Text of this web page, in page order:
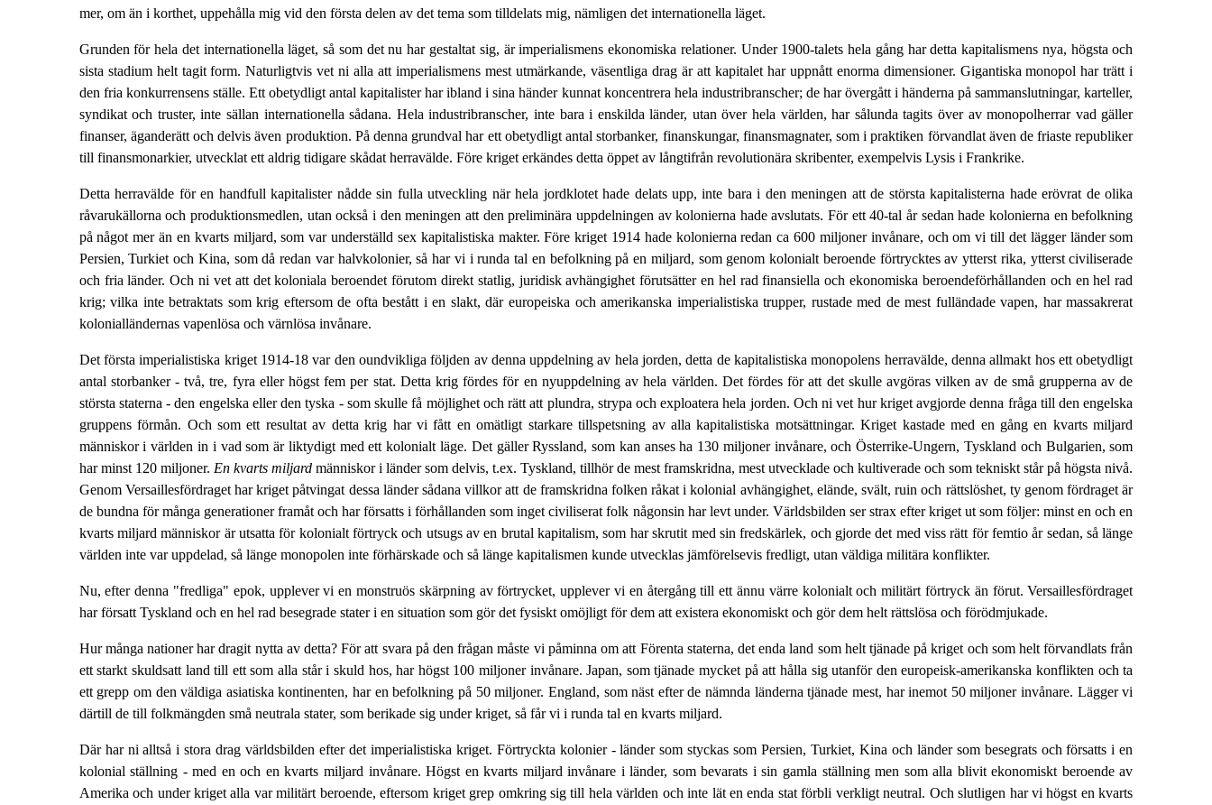
mer, om än i korthet, uppehålla mig vid den första delen av det tema som tilldelats mig, nämligen det internationella läget.
Grunden för hela det internationella läget, så som det nu har gestaltat sig, är imperialismens ekonomiska relationer. Under 1900-talets hela gång har detta kapitalismens nya, högsta och
sista stadium helt tagit form. Naturligtvis vet ni alla att imperialismens mest utmärkande, väsentliga drag är att kapitalet har uppnått enorma dimensioner. Gigantiska monopol har trätt i
den fria konkurrensens ställe. Ett obetydligt antal kapitalister har ibland i sina händer kunnat koncentrera hela industribranscher; de har övergått i händerna på sammanslutningar, karteller,
syndikat och truster, inte sällan internationella sådana. Hela industribranscher, inte bara i enskilda länder, utan över hela världen, har sålunda tagits över av monopolherrar vad gäller
finanser, äganderätt och delvis även produktion. På denna grundval har ett obetydligt antal storbanker, finanskungar, finansmagnater, som i praktiken förvandlat även de friaste republiker
till finansmonarkier, utvecklat ett aldrig tidigare skådat herravälde. Före kriget erkändes detta öppet av långtifrån revolutionära skribenter, exempelvis Lysis i Frankrike.
Detta herravälde för en handfull kapitalister nådde sin fulla utveckling när hela jordklotet hade delats upp, inte bara i den meningen att de största kapitalisterna hade erövrat de olika
råvarukällorna och produktionsmedlen, utan också i den meningen att den preliminära uppdelningen av kolonierna hade avslutats. För ett 40-tal år sedan hade kolonierna en befolkning
på något mer än en kvarts miljard, som var underställd sex kapitalistiska makter. Före kriget 1914 hade kolonierna redan ca 600 miljoner invånare, och om vi till det lägger länder som
Persien, Turkiet och Kina, som då redan var halvkolonier, så har vi i runda tal en befolkning på en miljard, som genom kolonialt beroende förtrycktes av ytterst rika, ytterst civiliserade
och fria länder. Och ni vet att det koloniala beroendet förutom direkt statlig, juridisk avhängighet förutsätter en hel rad finansiella och ekonomiska beroendeförhållanden och en hel rad
krig; vilka inte betraktats som krig eftersom de ofta bestått i en slakt, där europeiska och amerikanska imperialistiska trupper, rustade med de mest fulländade vapen, har massakrerat
kolonialländernas vapenlösa och värnlösa invånare.
Det första imperialistiska kriget 1914-18 var den oundvikliga följden av denna uppdelning av hela jorden, detta de kapitalistiska monopolens herravälde, denna allmakt hos ett obetydligt
antal storbanker - två, tre, fyra eller högst fem per stat. Detta krig fördes för en nyuppdelning av hela världen. Det fördes för att det skulle avgöras vilken av de små grupperna av de
största staterna - den engelska eller den tyska - som skulle få möjlighet och rätt att plundra, strypa och exploatera hela jorden. Och ni vet hur kriget avgjorde denna fråga till den engelska
gruppens förmån. Och som ett resultat av detta krig har vi fått en omätligt starkare tillspetsning av alla kapitalistiska motsättningar. Kriget kastade med en gång en kvarts miljard
människor i världen in i vad som är liktydigt med ett kolonialt läge. Det gäller Ryssland, som kan anses ha 130 miljoner invånare, och Österrike-Ungern, Tyskland och Bulgarien, som
har minst 120 miljoner. En kvarts miljardmänniskor i länder som delvis, t.ex. Tyskland, tillhör de mest framskridna, mest utvecklade och kultiverade och som tekniskt står på högsta nivå.
Genom Versaillesfördraget har kriget påtvingat dessa länder sådana villkor att de framskridna folken råkat i kolonial avhängighet, elände, svält, ruin och rättslöshet, ty genom fördraget är
de bundna för många generationer framåt och har försatts i förhållanden som inget civiliserat folk någonsin har levt under. Världsbilden ser strax efter kriget ut som följer: minst en och en
kvarts miljard människor är utsatta för kolonialt förtryck och utsugs av en brutal kapitalism, som har skrutit med sin fredskärlek, och gjorde det med viss rätt för femtio år sedan, så länge
världen inte var uppdelad, så länge monopolen inte förhärskade och så länge kapitalismen kunde utvecklas jämförelsevis fredligt, utan väldiga militära konflikter.
Nu, efter denna "fredliga" epok, upplever vi en monstruös skärpning av förtrycket, upplever vi en återgång till ett ännu värre kolonialt och militärt förtryck än förut. Versaillesfördraget
har försatt Tyskland och en hel rad besegrade stater i en situation som gör det fysiskt omöjligt för dem att existera ekonomiskt och gör dem helt rättslösa och förödmjukade.
Hur många nationer har dragit nytta av detta? För att svara på den frågan måste vi påminna om att Förenta staterna, det enda land som helt tjänade på kriget och som helt förvandlats från
ett starkt skuldsatt land till ett som alla står i skuld hos, har högst 100 miljoner invånare. Japan, som tjänade mycket på att hålla sig utanför den europeisk-amerikanska konflikten och ta
ett grepp om den väldiga asiatiska kontinenten, har en befolkning på 50 miljoner. England, som näst efter de nämnda länderna tjänade mest, har inemot 50 miljoner invånare. Lägger vi
därtill de till folkmängden små neutrala stater, som berikade sig under kriget, så får vi i runda tal en kvarts miljard.
Där har ni alltså i stora drag världsbilden efter det imperialistiska kriget. Förtryckta kolonier - länder som styckas som Persien, Turkiet, Kina och länder som besegrats och försatts i en
kolonial ställning - med en och en kvarts miljard invånare. Högst en kvarts miljard invånare i länder, som bevarats i sin gamla ställning men som alla blivit ekonomiskt beroende av
Amerika och under kriget alla var militärt beroende, eftersom kriget grep omkring sig till hela världen och inte lät en enda stat förbli verkligt neutral. Och slutligen har vi högst en kvarts